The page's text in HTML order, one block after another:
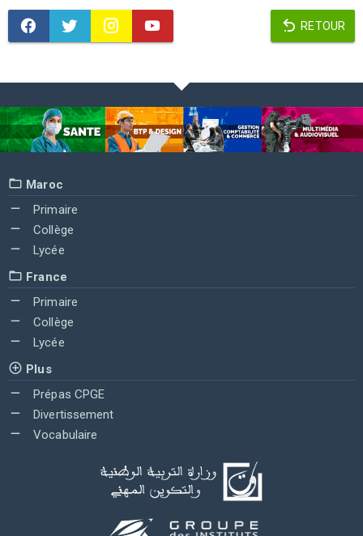
RETOUR
Maroc
Primaire
Collège
Lycée
France
Primaire
Collège
Lycée
Plus
Prépas CPGE
Divertissement
Vocabulaire